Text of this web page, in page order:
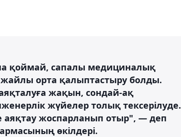
қоймай, сапалы медициналық
жайлы орта қалыптастыру болды.
жақын, сондай-ақ
жүйелер толық тексерілуде.
жоспарланып отыр", — деп
өкілдері.